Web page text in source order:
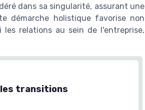
dans sa singularité, assurant une
démarche holistique favorise non
relations au sein de l'entreprise,
les transitions